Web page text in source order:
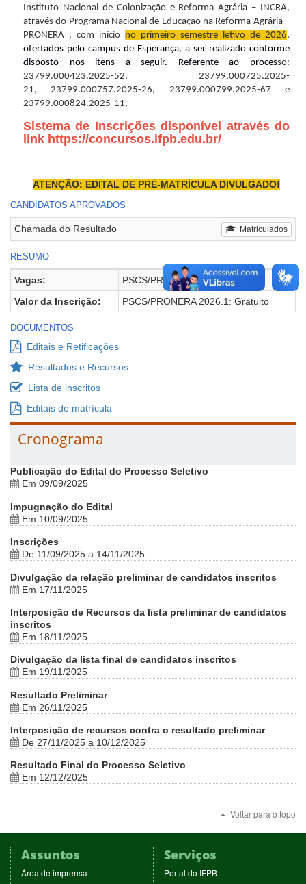
Instituto Nacional de Colonização e Reforma Agrária – INCRA,
através do Programa Nacional de Educação na Reforma Agrária –
PRONERA , com início no primeiro semestre letivo de 2026,
ofertados pelo campus de Esperança, a ser realizado conforme
disposto nos itens a seguir. Referente ao processo:
23799.000423.2025-52, 23799.000725.2025-
21, 23799.000757.2025-26, 23799.000799.2025-67 e
23799.000824.2025-11,
Sistema de Inscrições disponível através do
link https://concursos.ifpb.edu.br/
ATENÇÃO: EDITAL DE PRÉ-MATRÍCULA DIVULGADO!
CANDIDATOS APROVADOS
Chamada do Resultado Matriculados
RESUMO
Vagas:
PSCS/PRONERA 2026.1: 50
Valor da Inscrição:
PSCS/PRONERA 2026.1: Gratuito
DOCUMENTOS
Editais e Retificações
Resultados e Recursos
Lista de inscritos
Editais de matrícula
Cronograma
Publicação do Edital do Processo Seletivo
Em 09/09/2025
Impugnação do Edital
Em 10/09/2025
Inscrições
De 11/09/2025 a 14/11/2025
Divulgação da relação preliminar de candidatos inscritos
Em 17/11/2025
Interposição de Recursos da lista preliminar de candidatos
inscritos
Em 18/11/2025
Divulgação da lista final de candidatos inscritos
Em 19/11/2025
Resultado Preliminar
Em 26/11/2025
Interposição de recursos contra o resultado preliminar
De 27/11/2025 a 10/12/2025
Resultado Final do Processo Seletivo
Em 12/12/2025
Voltar para o topo
Assuntos
Área de imprensa
Serviços
Portal do IFPB(abre